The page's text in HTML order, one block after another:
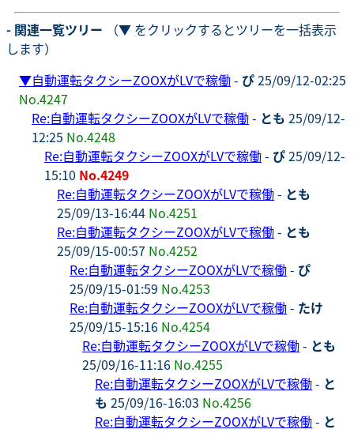
- 関連一覧ツリー （▼ をクリックするとツリーを一括表示
します）
▼自動運転タクシーZOOXがLVで稼働- ぴ25/09/12-02:25
No.4247
Re:自動運転タクシーZOOXがLVで稼働- とも 25/09/12-
12:25 No.4248
Re:自動運転タクシーZOOXがLVで稼働- ぴ25/09/12-
15:10 No.4249
Re:自動運転タクシーZOOXがLVで稼働- とも
25/09/13-16:44 No.4251
Re:自動運転タクシーZOOXがLVで稼働- とも
25/09/15-00:57 No.4252
Re:自動運転タクシーZOOXがLVで稼働- ぴ
25/09/15-01:59 No.4253
Re:自動運転タクシーZOOXがLVで稼働- たけ
25/09/15-15:16 No.4254
Re:自動運転タクシーZOOXがLVで稼働- とも
25/09/16-11:16 No.4255
Re:自動運転タクシーZOOXがLVで稼働- と
も 25/09/16-16:03 No.4256
Re:自動運転タクシーZOOXがLVで稼働- と